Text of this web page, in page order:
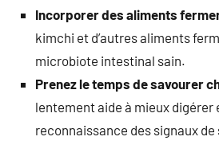
Incorporer des aliments
kimchi et d’autres aliments
microbiote intestinal sain.
Prenez le temps de savourer
lentement aide à mieux digérer
reconnaissance des signaux